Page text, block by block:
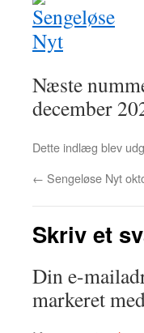
Næste
december
Dette indlæg blev
← Sengeløse Nyt
Skriv et
Din e-
markeret